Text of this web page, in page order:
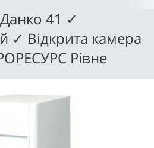
41 ✓
✓ Відкрита камера
Рівне